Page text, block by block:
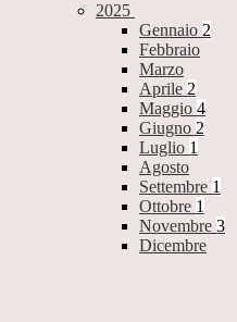
2025
Gennaio 2
Febbraio
Marzo
Aprile 2
Maggio 4
Giugno 2
Luglio 1
Agosto
Settembre 1
Ottobre 1
Novembre 3
Dicembre